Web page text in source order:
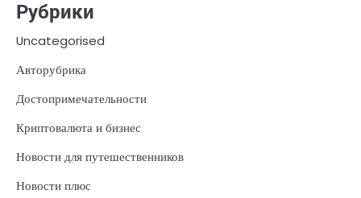
Рубрики
Uncategorised
Авторубрика
Достопримечательности
Криптовалюта и бизнес
Новости для путешественников
Новости плюс